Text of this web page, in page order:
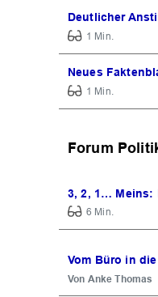
Deutlicher
1 Min.
Neues
1 Min.
Forum
3, 2, 1… Meins:
6 Min.
Vom Büro in
Anke Thomas